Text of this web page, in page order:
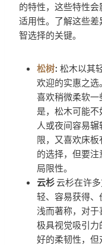
的特性，这些特性
适用性。了解这些
智选择的关键。
松树: 松木以其
欢迎的实惠之
喜欢稍微柔软
是，松木可能
人或夜间容易
限，又喜欢床
的选择，但要
局限性。
云杉云杉在许
轻、容易获得
浅而著称，对
极具视觉吸引
好的柔韧性，